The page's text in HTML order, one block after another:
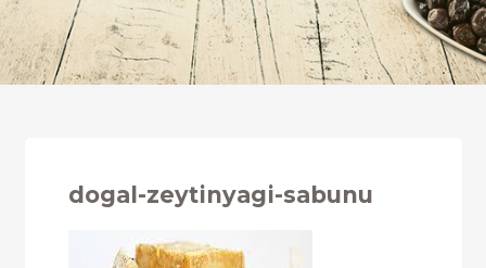
dogal-zeytinyagi-sabunu